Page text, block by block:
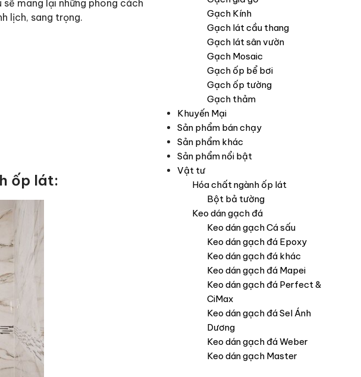
mang lại những phong cách
lịch, sang trọng.
ốp lát:
Gạch Kính
Gạch lát cầu thang
Gạch lát sân vườn
Gạch Mosaic
Gạch ốp bể bơi
Gạch ốp tường
Gạch thảm
Khuyến Mại
Sản phẩm bán chạy
Sản phẩm khác
Sản phẩm nổi bật
Vật tư
Hóa chất ngành ốp lát
Bột bả tường
Keo dán gạch đá
Keo dán gạch Cá sấu
Keo dán gạch đá Epoxy
Keo dán gạch đá khác
Keo dán gạch đá Mapei
Keo dán gạch đá Perfect &
CiMax
Keo dán gạch đá Sel Ánh
Dương
Keo dán gạch đá Weber
Keo dán gạch Master